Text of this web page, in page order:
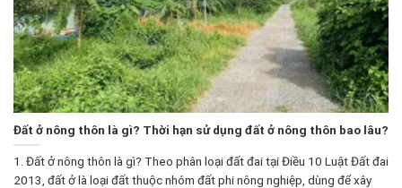
Đất ở nông thôn là gì? Thời hạn sử dụng đất ở nông thôn bao lâu?
1. Đất ở nông thôn là gì? Theo phân loại đất đai tại Điều 10 Luật Đất đai
2013, đất ở là loại đất thuộc nhóm đất phi nông nghiệp, dùng để xây